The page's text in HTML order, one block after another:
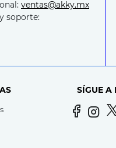
ventas@akky.mx
soporte:
SÍGUE A